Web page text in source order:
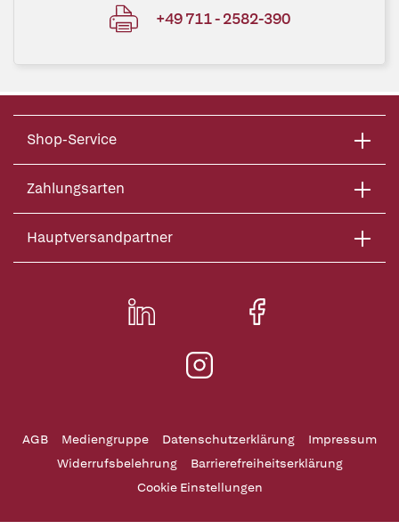
+49 711 - 2582-390
Shop-Service
Zahlungsarten
Hauptversandpartner
AGB Mediengruppe Datenschutzerklärung
Impressum
Widerrufsbelehrung
Barrierefreiheitserklärung
Cookie Einstellungen